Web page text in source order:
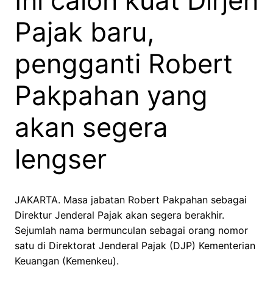
Pajak baru,
pengganti Robert
Pakpahan yang
akan segera
lengser
JAKARTA. Masa jabatan Robert Pakpahan sebagai
Direktur Jenderal Pajak akan segera berakhir.
Sejumlah nama bermunculan sebagai orang nomor
satu di Direktorat Jenderal Pajak (DJP) Kementerian
Keuangan (Kemenkeu).